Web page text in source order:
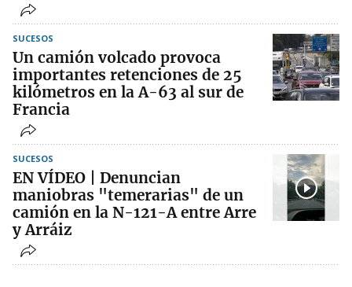
SUCESOS
Un camión volcado provoca
importantes retenciones de 25
kilómetros en la A-63 al sur de
Francia
SUCESOS
EN VÍDEO | Denuncian
maniobras "temerarias" de un
camión en la N-121-A entre Arre
y Arráiz